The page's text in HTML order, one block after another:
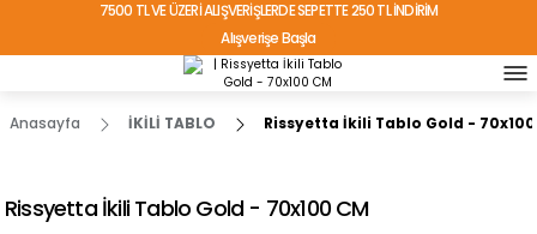
7500 TL VE ÜZERİ ALIŞVERİŞLERDE SEPETTE 250 TL İNDİRİM
Alışverişe Başla
TÜRKİYE'NİN HER YERİNE ÜCRETSİZ KARGO!
Anasayfa İKİLİ TABLO Rissyetta İkili Tablo Gold - 70x100
Rissyetta İkili Tablo Gold - 70x100 CM